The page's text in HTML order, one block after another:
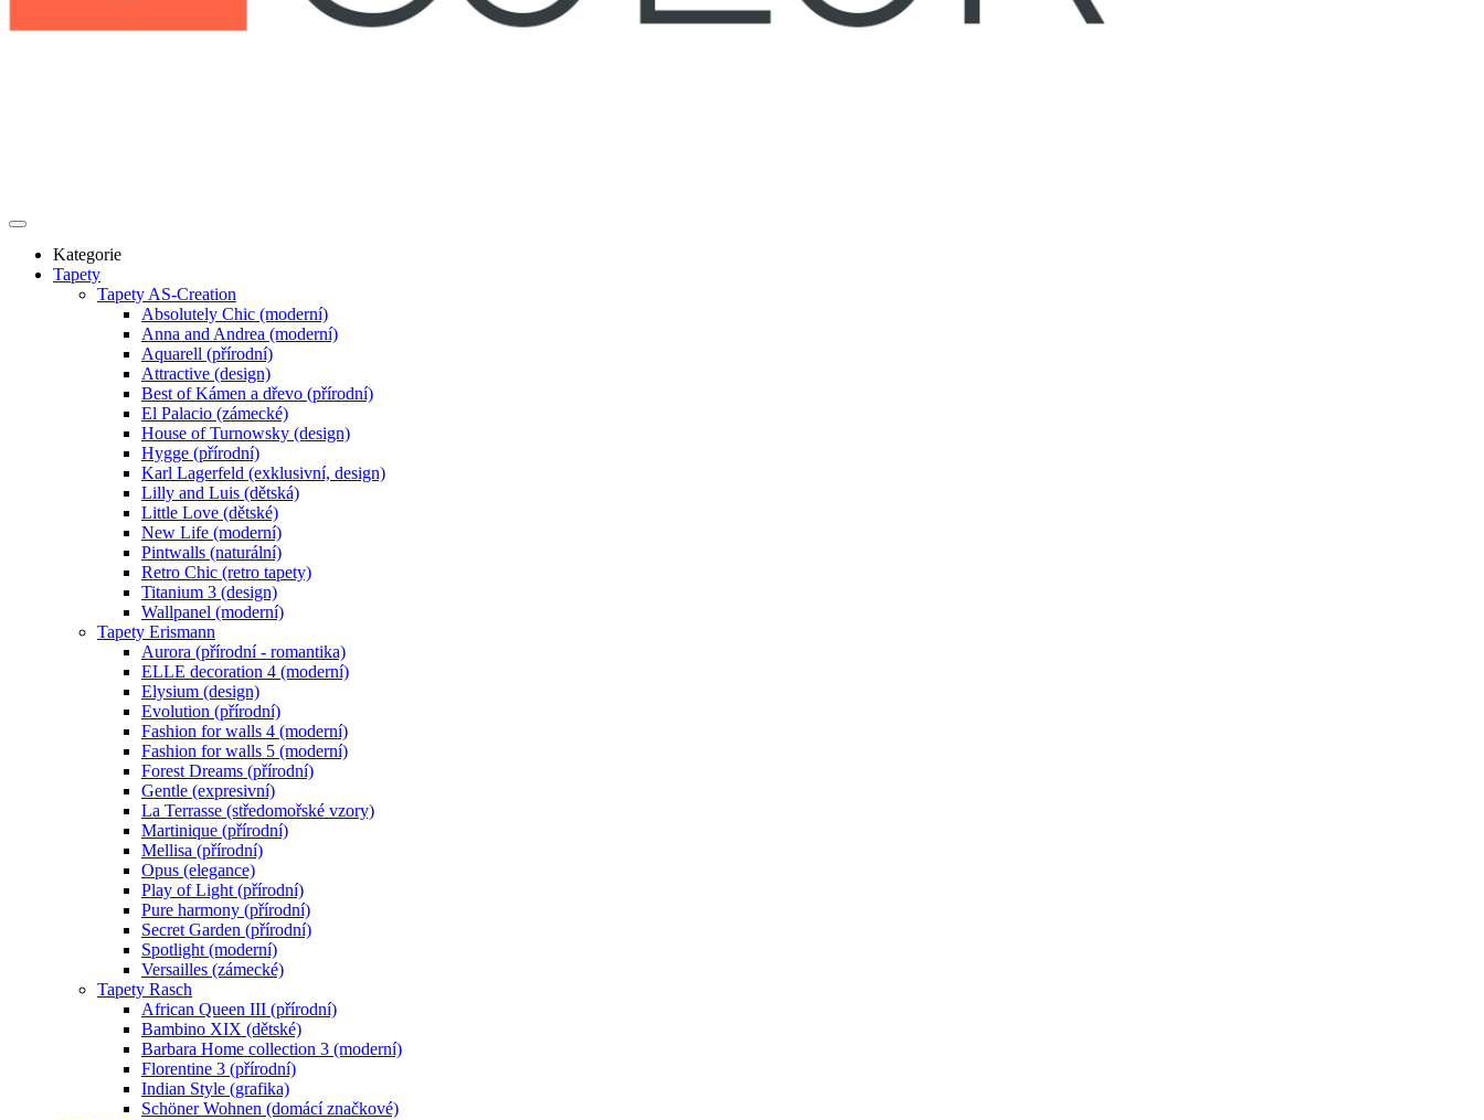
Kategorie
Tapety
Tapety AS-Creation
Absolutely Chic (moderní)
Anna and Andrea (moderní)
Aquarell (přírodní)
Attractive (design)
Best of Kámen a dřevo (přírodní)
El Palacio (zámecké)
House of Turnowsky (design)
Hygge (přírodní)
Karl Lagerfeld (exklusivní, design)
Lilly and Luis (dětská)
Little Love (dětské)
New Life (moderní)
Pintwalls (naturální)
Retro Chic (retro tapety)
Titanium 3 (design)
Wallpanel (moderní)
Tapety Erismann
Aurora (přírodní - romantika)
ELLE decoration 4 (moderní)
Elysium (design)
Evolution (přírodní)
Fashion for walls 4 (moderní)
Fashion for walls 5 (moderní)
Forest Dreams (přírodní)
Gentle (expresivní)
La Terrasse (středomořské vzory)
Martinique (přírodní)
Mellisa (přírodní)
Opus (elegance)
Play of Light (přírodní)
Pure harmony (přírodní)
Secret Garden (přírodní)
Spotlight (moderní)
Versailles (zámecké)
Tapety Rasch
African Queen III (přírodní)
Bambino XIX (dětské)
Barbara Home collection 3 (moderní)
Florentine 3 (přírodní)
Indian Style (grafika)
Schöner Wohnen (domácí značkové)